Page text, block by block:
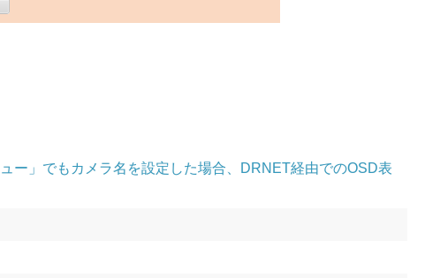
ー」でもカメラ名を設定した場合、DRNET経由でのOSD表